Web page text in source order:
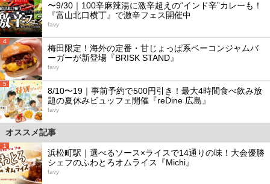
〜9/30｜100辛麻辣湯に激辛超えの“インド辛”カレーも！
『富山北口横丁』で激辛フェス開催中
favy
4
梅田限定！海外の定番・甘じょっぱ系ベーコンジャムバ
ーガーが新登場『BRISK STAND』
favy
5
8/10〜19｜事前予約で500円引き！最大4時間食べ飲み放
題の夏休みビュッフェ開催『reDine 広島』
favy
オススメ記事
1
浜松町駅｜選べるソース×ライスで14通りの味！大会優勝
シェフのふわとろオムライス『Michi』
favy